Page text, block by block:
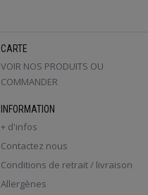
CARTE
VOIR NOS PRODUITS OU
COMMANDER
INFORMATION
+ d'infos
Contactez nous
Conditions de retrait / livraison
Allergènes